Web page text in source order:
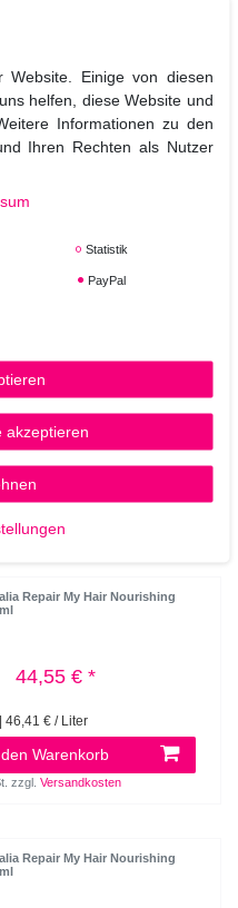
Miracle Hair Treatment
43,72 € *
45,54 € / Liter
Versandkosten
16,35 € *
Warenkorb
Repair My Hair Nourishing
44,55 € *
| 46,41 € / Liter
Warenkorb
zzgl.Versandkosten
Repair My Hair Nourishing
Website. Einige von diesen
helfen, diese Website und
Informationen zu den
Ihren Rechten als Nutzer
Statistik
PayPal
akzeptieren